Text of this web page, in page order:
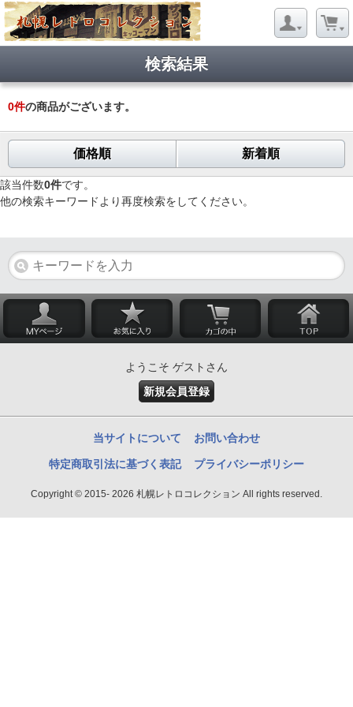
検索結果
0件の商品がございます。
価格順 新着順
該当件数0件です。
他の検索キーワードより再度検索をしてください。
ようこそ ゲストさん
新規会員登録
当サイトについて お問い合わせ
特定商取引法に基づく表記 プライバシーポリシー
Copyright © 2015- 2026 札幌レトロコレクション All rights reserved.